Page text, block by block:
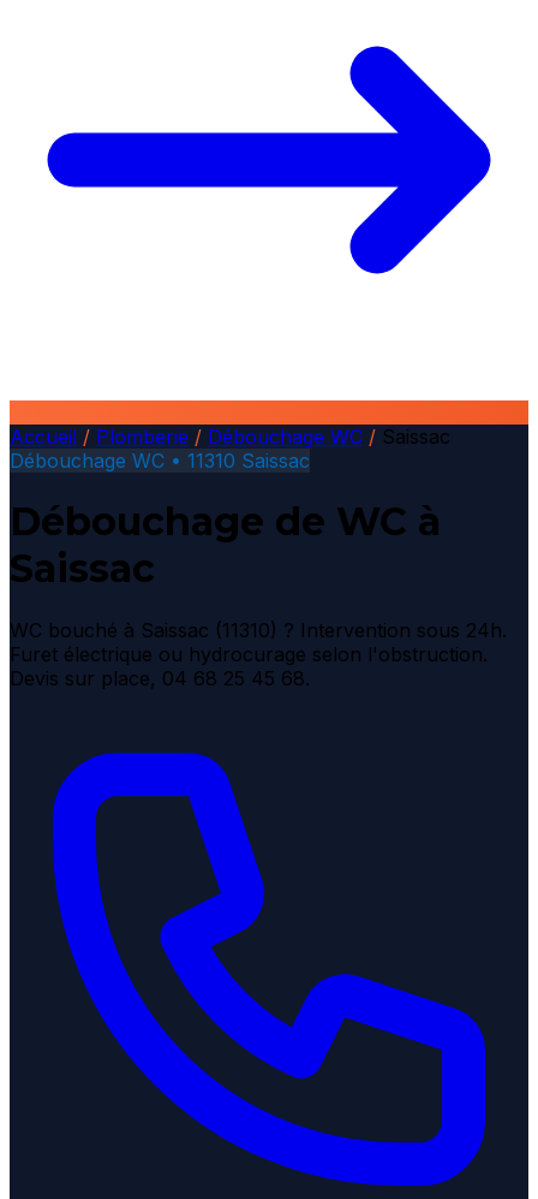
Accueil / Plomberie / Débouchage WC / Saissac
Débouchage WC • 11310 Saissac
Débouchage de WC à
Saissac
WC bouché à Saissac (11310) ? Intervention sous 24h.
Furet électrique ou hydrocurage selon l'obstruction.
Devis sur place, 04 68 25 45 68.